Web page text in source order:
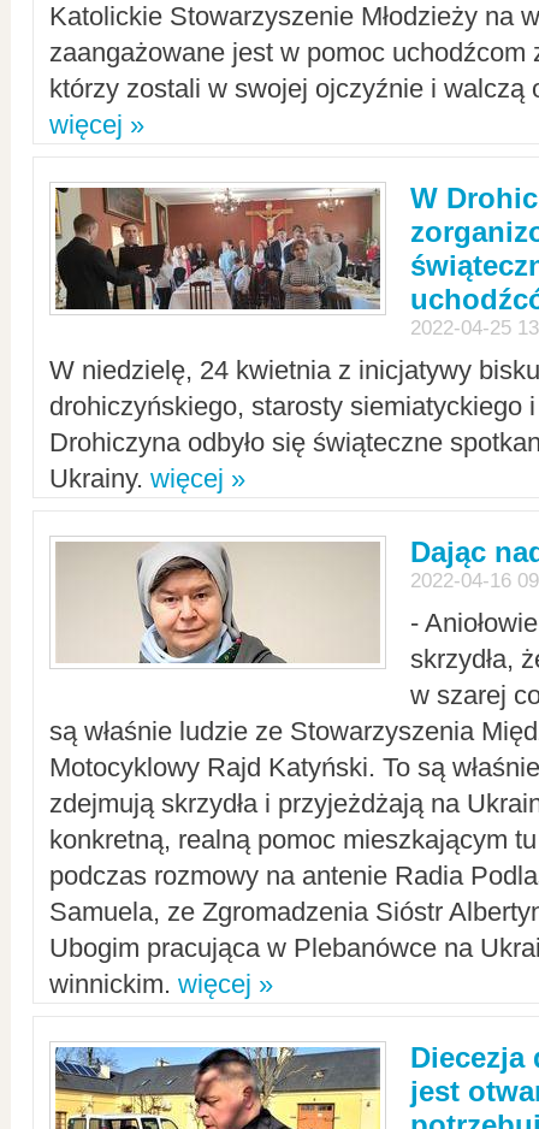
Katolickie Stowarzyszenie Młodzieży na
zaangażowane jest w pomoc uchodźcom
którzy zostali w swojej ojczyźnie i walczą
więcej »
W
2022-04-25
W niedzielę, 24 kwietnia z inicjatywy
drohiczyńskiego, starosty siemiatyckiego
Drohiczyna odbyło się świąteczne
Ukrainy. więcej »
Dając
2022-04-16
-
skrzydła,
w szarej
są właśnie ludzie ze Stowarzyszenia
Motocyklowy Rajd Katyński. To są
zdejmują skrzydła i przyjeżdżają na
konkretną, realną pomoc mieszkającym
podczas rozmowy na antenie Radia
Samuela, ze Zgromadzenia Sióstr
Ubogim pracująca w Plebanówce na
winnickim. więcej »
Diecezja
jest